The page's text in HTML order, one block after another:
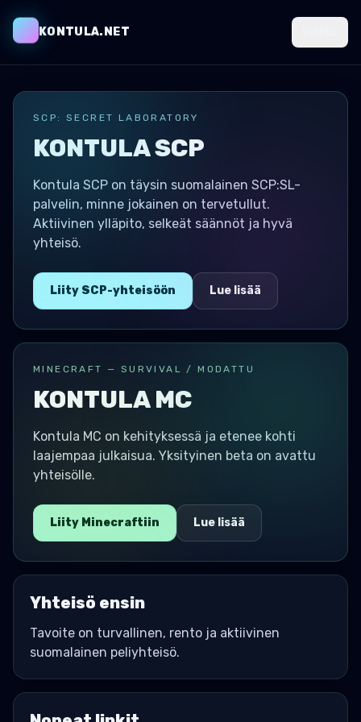
KONTULA.NET
SCP: SECRET LABORATORY
KONTULA SCP
Kontula SCP on täysin suomalainen SCP:SL-
palvelin, minne jokainen on tervetullut.
Aktiivinen ylläpito, selkeät säännöt ja hyvä
yhteisö.
Liity SCP-yhteisöön Lue lisää
MINECRAFT — SURVIVAL / MODATTU
KONTULA MC
Kontula MC on kehityksessä ja etenee kohti
laajempaa julkaisua. Yksityinen beta on avattu
yhteisölle.
Liity Minecraftiin Lue lisää
Yhteisö ensin
Tavoite on turvallinen, rento ja aktiivinen
suomalainen peliyhteisö.